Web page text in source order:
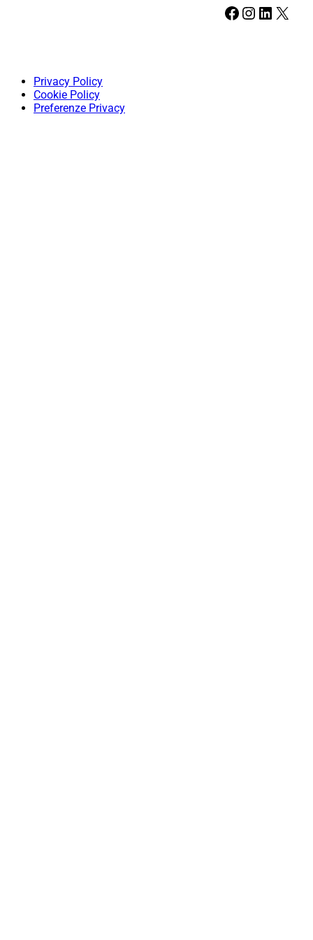
Facebook Instagram LinkedIn X
Privacy Policy
Cookie Policy
Preferenze Privacy